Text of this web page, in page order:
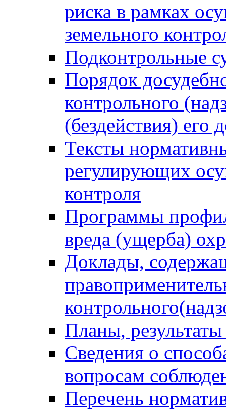
риска в рамках
земельного
Подконтрольные
Порядок
контрольного
(бездействия)
Тексты
регулирующих
контроля
Программы
вреда (ущерба)
Доклады,
Планы,
Сведения о
вопросам
Перечень